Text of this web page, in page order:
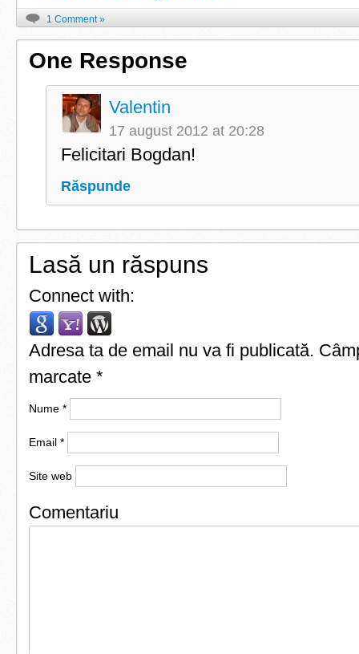
1 Comment »
One Response
Valentin
17 august 2012 at 20:28
Felicitari Bogdan!
Răspunde
Lasă un răspuns
Connect with:
Adresa ta de email nu va fi publicată.
marcate *
Nume *
Email *
Site web
Comentariu